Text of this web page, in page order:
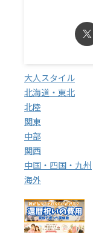
大人スタイル
北海道・東北
北陸
関東
中部
関西
中国・四国・九州
海外